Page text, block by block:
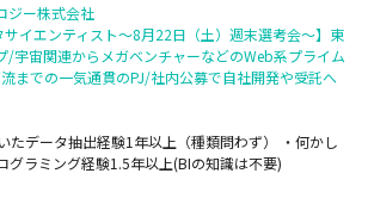
ジー株式会社
サイエンティスト～8月22日（土）週末選考会～】東
/宇宙関連からメガベンチャーなどのWeb系プライム
までの一気通貫のPJ/社内公募で自社開発や受託へ
たデータ抽出経験1年以上（種類問わず） ・何かし
グラミング経験1.5年以上(BIの知識は不要)